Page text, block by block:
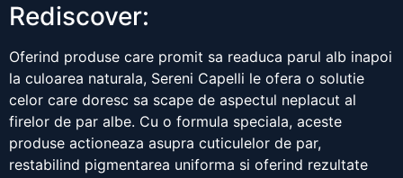
Rediscover:
Oferind produse care promit sa readuca parul alb inapoi
la culoarea naturala, Sereni Capelli le ofera o solutie
celor care doresc sa scape de aspectul neplacut al
firelor de par albe. Cu o formula speciala, aceste
produse actioneaza asupra cuticulelor de par,
restabilind pigmentarea uniforma si oferind rezultate